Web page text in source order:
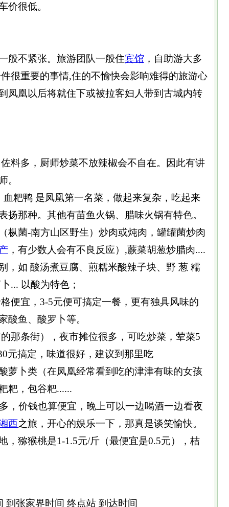
价很低。
般不紧张。旅游团队一般住宾馆 ，自助游大多
很重要的事情,住的不愉快会影响难得的旅游心
凤凰以后将就住下或被拉客妇人带到古城内转
多，厨师炒菜不放辣椒会不自在。因此有讲
。
粑鸭 是凤凰第一名菜，做起来复杂，吃起来
扬那种。其他有苗鱼火锅、腊味火锅有特色。
枞菌-南方山区野生）炒肉或炖肉，罐罐菌炒肉
，有少数人会有不良反应）,蕨菜胡葱炒腊肉....
，如 酸汤煮豆腐、煎糯米酸辣子块、野 葱 糯
... 以酸为特色；
宜，3-5元便可搞定一餐，更有独具风味的
酸鱼、酸罗卜等。
条街），夜市摊位很多，可吃炒菜，荤菜5
元搞定，味道很好，建议到那里吃
萝卜类（在凤凰经常看到吃的津津有味的女孩
粑，包谷粑......
价钱也算便宜，晚上可以一边喝酒一边看夜
西之旅，开心的娱乐一下，那真是谈笑愉快。
猕猴桃是1-1.5元/斤（最便宜是0.5元），桔
到张家界时间 终点站 到达时间